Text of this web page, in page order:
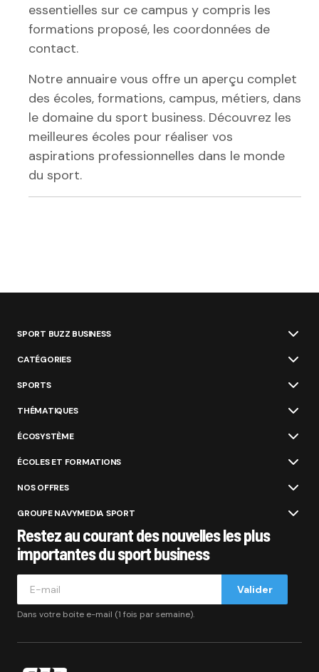
essentielles sur ce campus y compris les
formations proposé, les coordonnées de
contact.
Notre annuaire vous offre un aperçu complet
des écoles, formations, campus, métiers, dans
le domaine du sport business. Découvrez les
meilleures écoles pour réaliser vos
aspirations professionnelles dans le monde
du sport.
SPORT BUZZ BUSINESS
CATÉGORIES
SPORTS
THÉMATIQUES
ÉCOSYSTÈME
ÉCOLES ET FORMATIONS
NOS OFFRES
GROUPE NAVYMEDIA SPORT
Restez au courant des nouvelles les plus
importantes du sport business
Valider
Dans votre boite e-mail (1 fois par semaine).